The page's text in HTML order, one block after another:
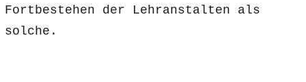
Fortbestehen der Lehranstalten als
solche.